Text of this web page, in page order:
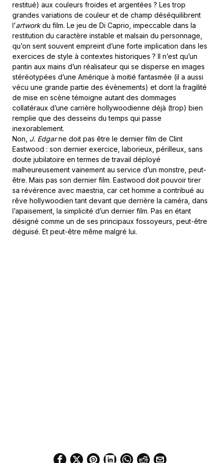
restitué) aux couleurs froides et argentées ? Les trop
grandes variations de couleur et de champ déséquilibrent
l’artworkdu film. Le jeu de Di Caprio, impeccable dans la
restitution du caractère instable et malsain du personnage,
qu’on sent souvent empreint d’une forte implication dans les
exercices de style à contextes historiques ? Il n’est qu’un
pantin aux mains d’un réalisateur qui se disperse en images
stéréotypées d’une Amérique à moitié fantasmée (il a aussi
vécu une grande partie des évènements) et dont la fragilité
de mise en scène témoigne autant des dommages
collatéraux d’une carrière hollywoodienne déjà (trop) bien
remplie que des desseins du temps qui passe
inexorablement.
Non, J. Edgarne doit pas être le dernier film de Clint
Eastwood : son dernier exercice, laborieux, périlleux, sans
doute jubilatoire en termes de travail déployé
malheureusement vainement au service d’un monstre, peut-
être. Mais pas son dernier film. Eastwood doit pouvoir tirer
sa révérence avec maestria, car cet homme a contribué au
rêve hollywoodien tant devant que derrière la caméra, dans
l’apaisement, la simplicité d’un dernier film. Pas en étant
désigné comme un de ses principaux fossoyeurs, peut-être
déguisé. Et peut-être même malgré lui.